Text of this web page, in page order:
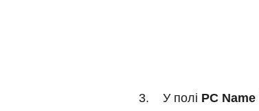
3. У полі PC Name